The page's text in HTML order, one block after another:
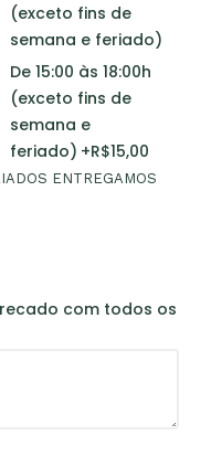
(exceto fins de
semana e feriado)
De 15:00 às 18:00h
(exceto fins de
semana e
feriado) +R$15,00
ENTREGAMOS
com todos os